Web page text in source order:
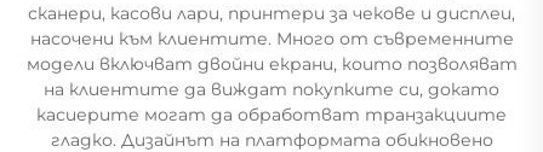
сканери, касови лари, принтери за чекове и дисплеи,
насочени към клиентите. Много от съвременните
модели включват двойни екрани, които позволяват
на клиентите да виждат покупките си, докато
касиерите могат да обработват транзакциите
гладко. Дизайнът на платформата обикновено